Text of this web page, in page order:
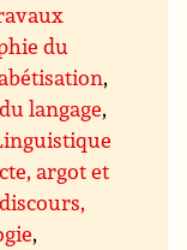
du
,
langage,
argot et
,